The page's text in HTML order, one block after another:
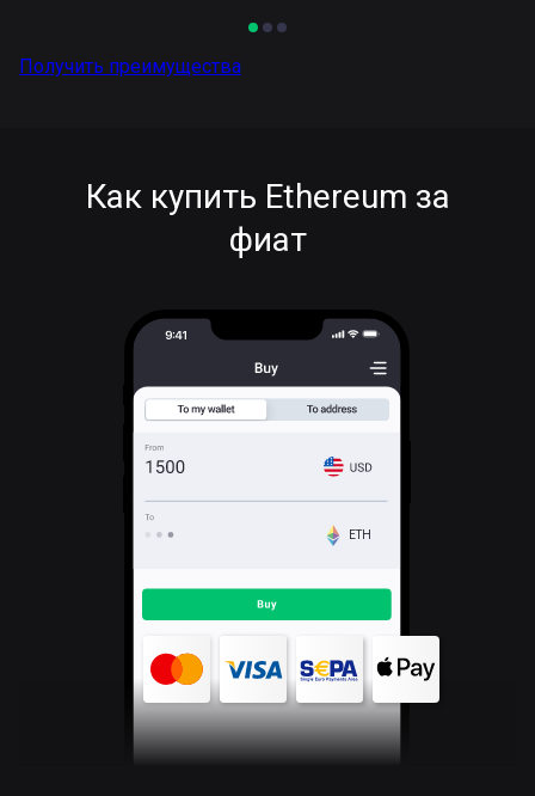
Получить преимущества
Как купить Ethereum за
фиат
ETH